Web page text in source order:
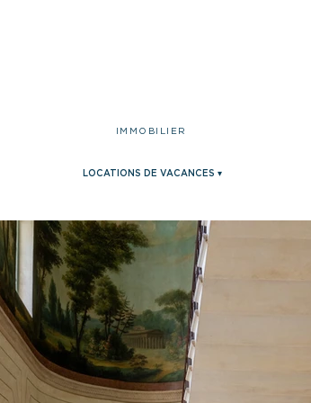
IMMOBILIER
LOCATIONS DE VACANCES ▾